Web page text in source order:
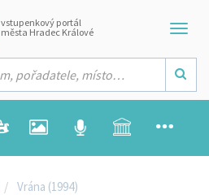
vstupenkový portál
města Hradec Králové
Vrána (1994)